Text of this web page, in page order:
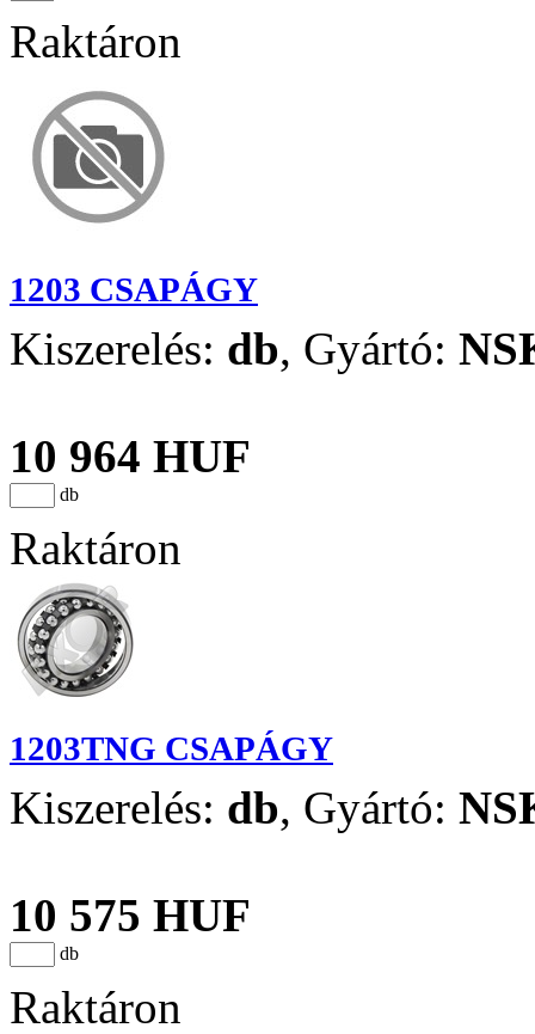
Raktáron
1203 CSAPÁGY
Kiszerelés: db, Gyártó:
10 964 HUF
db
Raktáron
1203TNG CSAPÁGY
Kiszerelés: db, Gyártó:
10 575 HUF
db
Raktáron